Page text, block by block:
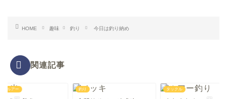
HOME 趣味 釣り 今日は釣り納め
関連記事
・ルアー 釣り タックル